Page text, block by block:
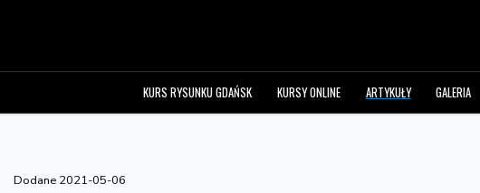
KURS RYSUNKU GDAŃSK KURSY ONLINE ARTYKUŁY GALERIA
Dodane 2021-05-06